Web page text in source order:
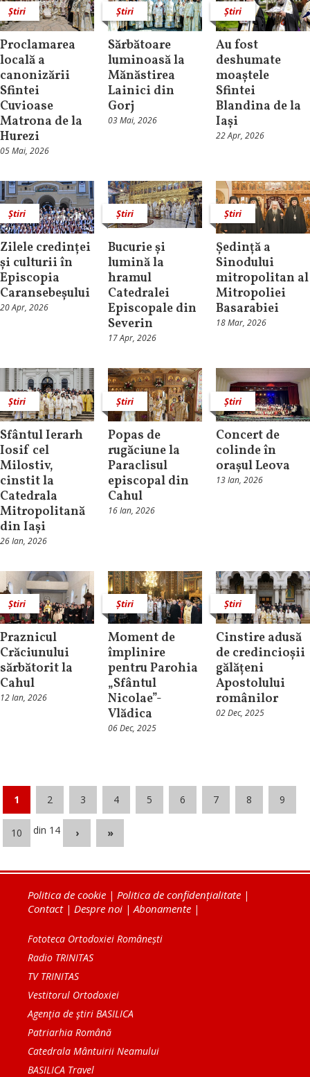
Știri
Proclamarea
locală a
canonizării
Sfintei
Cuvioase
Matrona de la
Hurezi
05 Mai, 2026
Știri
Sărbătoare
luminoasă la
Mănăstirea
Lainici din
Gorj
03 Mai, 2026
Știri
Au fost
deshumate
moaștele
Sfintei
Blandina de la
Iași
22 Apr, 2026
Știri
Zilele credinței
și culturii în
Episcopia
Caransebeșului
20 Apr, 2026
Știri
Bucurie și
lumină la
hramul
Catedralei
Episcopale din
Severin
17 Apr, 2026
Știri
Ședință a
Sinodului
mitropolitan al
Mitropoliei
Basarabiei
18 Mar, 2026
Știri
Sfântul Ierarh
Iosif cel
Milostiv,
cinstit la
Catedrala
Mitropolitană
din Iași
26 Ian, 2026
Știri
Popas de
rugăciune la
Paraclisul
episcopal din
Cahul
16 Ian, 2026
Știri
Concert de
colinde în
orașul Leova
13 Ian, 2026
Știri
Praznicul
Crăciunului
sărbătorit la
Cahul
12 Ian, 2026
Știri
Moment de
împlinire
pentru Parohia
„Sfântul
Nicolae”-
Vlădica
06 Dec, 2025
Știri
Cinstire adusă
de credincioșii
gălățeni
Apostolului
românilor
02 Dec, 2025
1 2 3 4 5 6 7 8 9
10 din 14 › »
Politica de cookie | Politica de confidențialitate |
Contact| Despre noi |Abonamente |
Fototeca Ortodoxiei Românești
Radio TRINITAS
TV TRINITAS
Vestitorul Ortodoxiei
Agenţia de ştiri BASILICA
Patriarhia Română
Catedrala Mântuirii Neamului
BASILICA Travel